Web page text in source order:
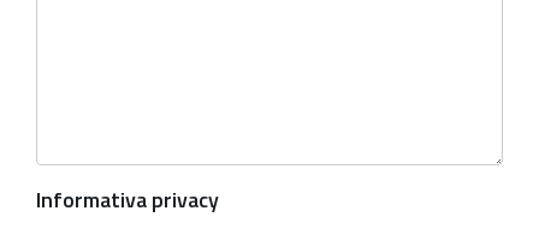
Informativa privacy